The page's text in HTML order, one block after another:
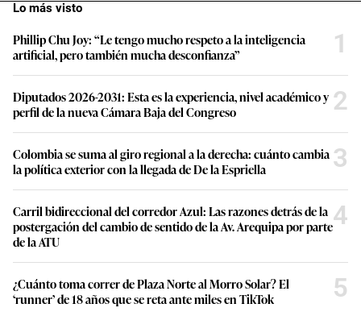
Lo más visto
Phillip Chu Joy: “Le tengo mucho respeto a la inteligencia
artificial, pero también mucha desconfianza”
1
Diputados 2026-2031: Esta es la experiencia, nivel académico y
perfil de la nueva Cámara Baja del Congreso
2
Colombia se suma al giro regional a la derecha: cuánto cambia
la política exterior con la llegada de De la Espriella
3
Carril bidireccional del corredor Azul: Las razones detrás de la
postergación del cambio de sentido de la Av. Arequipa por parte
de la ATU
4
¿Cuánto toma correr de Plaza Norte al Morro Solar? El
‘runner’ de 18 años que se reta ante miles en TikTok
5